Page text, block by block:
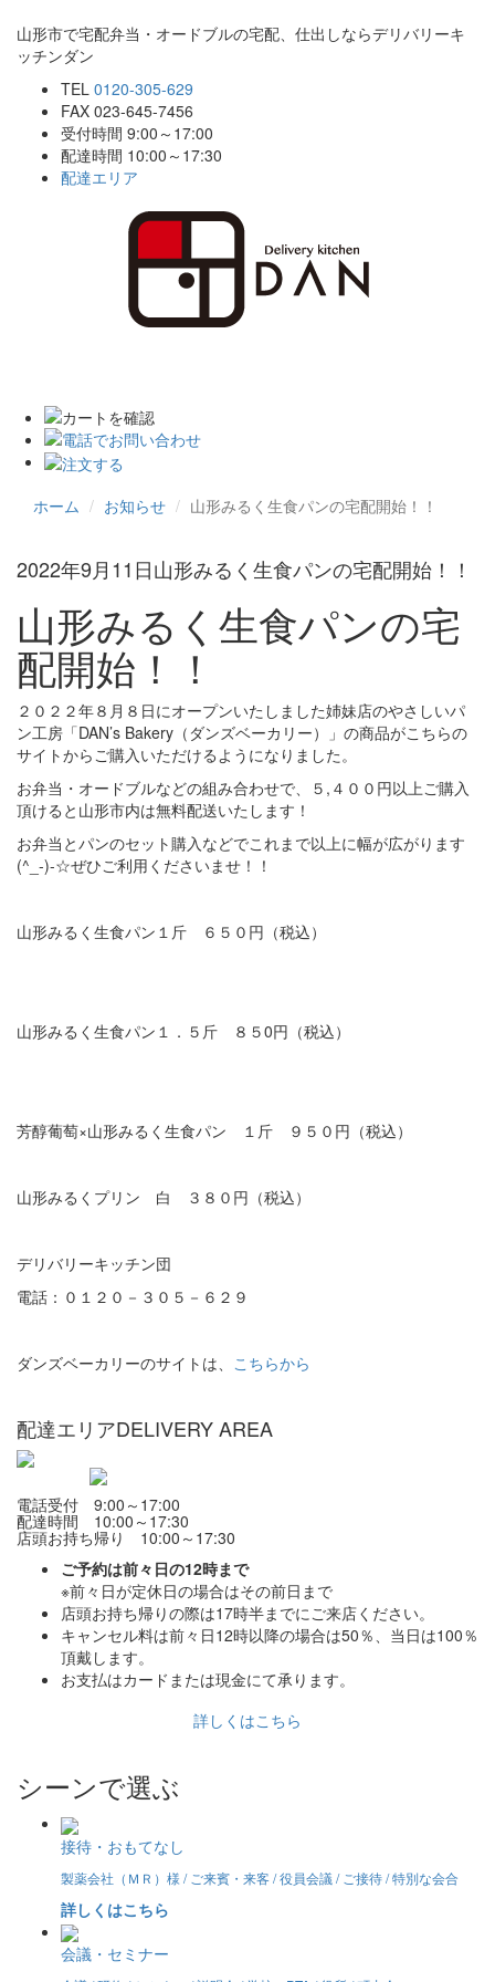
山形市で宅配弁当・オードブルの宅配、仕出しならデリバリーキ
ッチンダン
TEL 0120-305-629
FAX 023-645-7456
受付時間 9:00～17:00
配達時間 10:00～17:30
配達エリア
ホーム お知らせ 山形みるく生食パンの宅配開始！！
2022年9月11日山形みるく生食パンの宅配開始！！
山形みるく生食パンの宅
配開始！！
２０２２年８月８日にオープンいたしました姉妹店のやさしいパ
ン工房「DAN’s Bakery（ダンズベーカリー）」の商品がこちらの
サイトからご購入いただけるようになりました。
お弁当・オードブルなどの組み合わせで、５,４００円以上ご購入
頂けると山形市内は無料配送いたします！
お弁当とパンのセット購入などでこれまで以上に幅が広がります
(^_-)-☆ぜひご利用くださいませ！！
山形みるく生食パン１斤 ６５０円（税込）
山形みるく生食パン１．５斤 ８５0円（税込）
芳醇葡萄×山形みるく生食パン １斤 ９５０円（税込）
山形みるくプリン 白 ３８０円（税込）
デリバリーキッチン団
電話：０１２０－３０５－６２９
ダンズベーカリーのサイトは、 こちらから
配達エリアDELIVERY AREA
電話受付 9:00～17:00
配達時間 10:00～17:30
店頭お持ち帰り 10:00～17:30
ご予約は前々日の12時まで
※前々日が定休日の場合はその前日まで
店頭お持ち帰りの際は17時半までにご来店ください。
キャンセル料は前々日12時以降の場合は50％、当日は100％
頂戴します。
お支払はカードまたは現金にて承ります。
詳しくはこちら
シーンで選ぶ
接待・おもてなし
製薬会社（ＭＲ）様 / ご来賓・来客 / 役員会議 / ご接待 / 特別な会合
詳しくはこちら
会議・セミナー